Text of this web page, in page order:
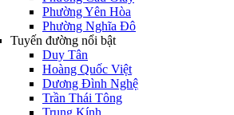
Phường Yên Hòa
Phường Nghĩa Đô
Tuyến đường nổi bật
Duy Tân
Hoàng Quốc Việt
Dương Đình Nghệ
Trần Thái Tông
Trung Kính